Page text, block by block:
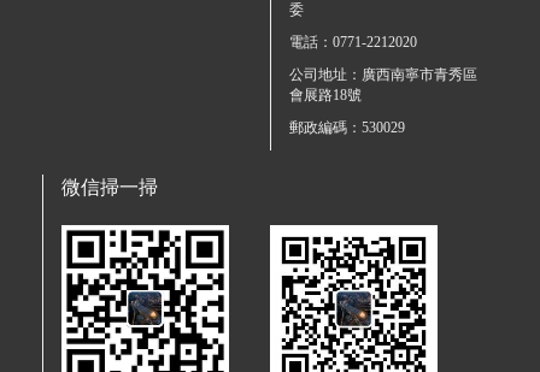
委
電話：0771-2212020
公司地址：廣西南寧市青秀區
會展路18號
郵政編碼：530029
微信掃一掃